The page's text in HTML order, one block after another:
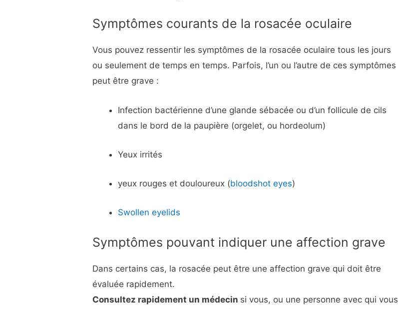
Symptômes courants de la rosacée oculaire
Vous pouvez ressentir les symptômes de la rosacée oculaire tous les jours
ou seulement de temps en temps. Parfois, l’un ou l’autre de ces symptômes
peut être grave :
Infection bactérienne d’une glande sébacée ou d’un follicule de cils
dans le bord de la paupière (orgelet, ou hordeolum)
Yeux irrités
yeux rouges et douloureux (bloodshot eyes)
Swollen eyelids
Symptômes pouvant indiquer une affection grave
Dans certains cas, la rosacée peut être une affection grave qui doit être
évaluée rapidement.
Consultez rapidement un médecin si vous, ou une personne avec qui vous